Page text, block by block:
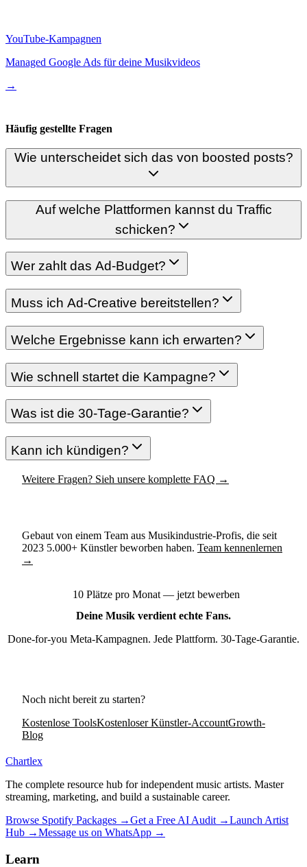
YouTube-Kampagnen
Managed Google Ads für deine Musikvideos
→
Häufig gestellte Fragen
Wie unterscheidet sich das von boosted posts?
Auf welche Plattformen kannst du Traffic
schicken?
Wer zahlt das Ad-Budget?
Muss ich Ad-Creative bereitstellen?
Welche Ergebnisse kann ich erwarten?
Wie schnell startet die Kampagne?
Was ist die 30-Tage-Garantie?
Kann ich kündigen?
Weitere Fragen? Sieh unsere komplette FAQ →
Gebaut von einem Team aus Musikindustrie-Profis, die seit
2023 5.000+ Künstler beworben haben. Team kennenlernen
→
10 Plätze pro Monat — jetzt bewerben
Deine Musik verdient echte Fans.
Done-for-you Meta-Kampagnen. Jede Plattform. 30-Tage-Garantie.
Noch nicht bereit zu starten?
Kostenlose ToolsKostenloser Künstler-AccountGrowth-
Blog
Chartlex
The complete resource hub for independent music artists. Master
streaming, marketing, and build a sustainable career.
Browse Spotify Packages →Get a Free AI Audit →Launch Artist
Hub →Message us on WhatsApp →
Learn